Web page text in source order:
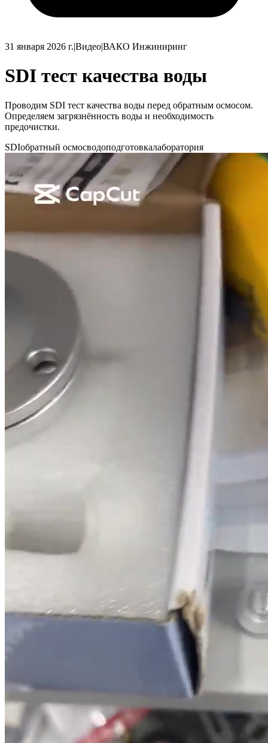
31 января 2026 г.|Видео|ВАКО Инжиниринг
SDI тест качества воды
Проводим SDI тест качества воды перед обратным осмосом.
Определяем загрязнённость воды и необходимость
предочистки.
SDIобратный осмосводоподготовкалаборатория